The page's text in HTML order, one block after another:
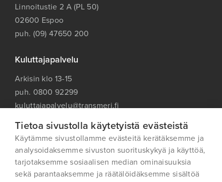
Tietoa sivustolla käytetyistä evästeistä
Käytämme sivustollamme evästeitä kerätäksemme ja
analysoidaksemme sivuston suorituskykyä ja käyttöä,
tarjotaksemme sosiaalisen median ominaisuuksia
sekä parantaaksemme ja räätälöidäksemme sisältöä
Linnoitustie 2 A (PL 50)
02600 Espoo
puh. (09) 47650 200
Kuluttajapalvelu
Arkisin klo 13-15
puh. 0800 92299
kuluttajapalvelu@transmeri.fi
Oiva-raportti